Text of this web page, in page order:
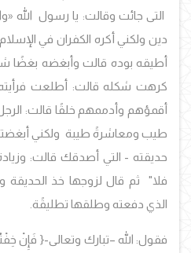
التى جائت وقالت: يا رسول الله «
دين ولكني أكره الكفران في
أطيقه بوده قالت وأبغضه بغضًا
كرهت شكله قالت: أطلعت
أقمؤهم وأدممهم خلقًا قالت:
طيب ومعاشرةً طيبة ولكني
حديقته - التي أصدقك قالت: وزيادة
فلا" ثم قال لزوجها خذ
الذي دفعته وطلقها تطليقًة.
فقول: الله –تبارك وتعالى-{ فَإِنْ